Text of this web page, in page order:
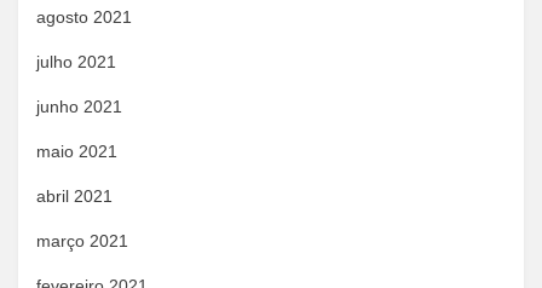
agosto 2021
julho 2021
junho 2021
maio 2021
abril 2021
março 2021